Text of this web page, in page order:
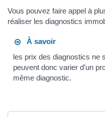
Vous pouvez faire appel à
réaliser les diagnostics
À savoir
les prix des diagnostics ne
peuvent donc varier d’un
même diagnostic.